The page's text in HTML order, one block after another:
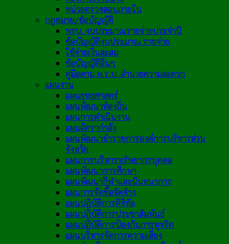
หน่วยตรวจสอบภายใน
กฎหมาย/ข้อบัญญัติ
พรบ. งบประมาณรายจ่ายประจำปี
ข้อบัญญัติงบประมาณ รายจ่าย
ใช้จ่ายเงินสะสม
ข้อบัญญัติอื่นๆ
คู่มือตาม พ.ร.บ. อำนวยความสะดวก
แผนงาน
แผนยุทธศาสตร์
แผนพัฒนาท้องถิ่น
แผนการดำเนินงาน
แผนอัตรากำลัง
แผนพัฒนาข้าราชการองค์การบริหารส่วน
จังหวัด
แผนการบริหารทรัพยากรบุคคล
แผนพัฒนาการศึกษา
แผนพัฒนากีฬาและนันทนาการ
แผนการจัดซื้อจัดจ้าง
แผนปฏิบัติการดิจิทัล
แผนปฏิบัติการประชาสัมพันธ์
แผนปฏิบัติการป้องกันการทุจริต
แผนบริหารจัดการความเสี่ยง